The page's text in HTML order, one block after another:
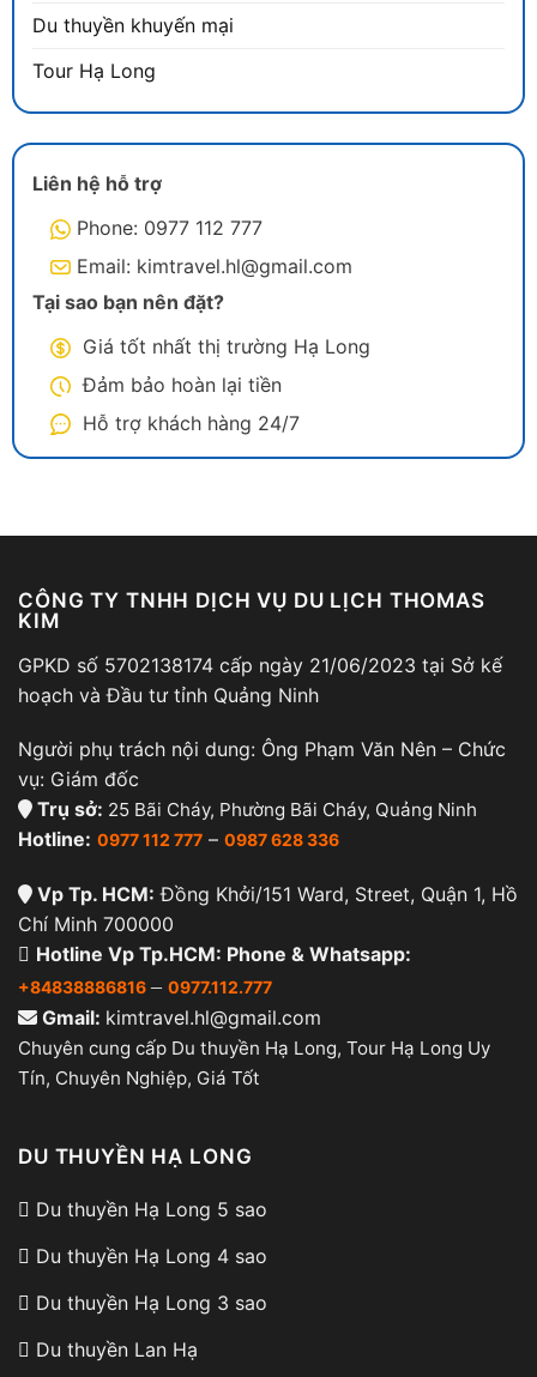
Du thuyền khuyến mại
Tour Hạ Long
Liên hệ hỗ trợ
Phone: 0977 112 777
Email: kimtravel.hl@gmail.com
Tại sao bạn nên đặt?
Giá tốt nhất thị trường Hạ Long
Đảm bảo hoàn lại tiền
Hỗ trợ khách hàng 24/7
CÔNG TY TNHH DỊCH VỤ DU LỊCH THOMAS
KIM
GPKD số 5702138174 cấp ngày 21/06/2023 tại Sở kế
hoạch và Đầu tư tỉnh Quảng Ninh
Người phụ trách nội dung: Ông Phạm Văn Nên – Chức
vụ: Giám đốc
Trụ sở: 25 Bãi Cháy, Phường Bãi Cháy, Quảng Ninh
Hotline: 0977 112 777 – 0987 628 336
Vp Tp. HCM: Đồng Khởi/151 Ward, Street, Quận 1, Hồ
Chí Minh 700000
Hotline Vp Tp.HCM: Phone & Whatsapp:
+84838886816 – 0977.112.777
Gmail: kimtravel.hl@gmail.com
Chuyên cung cấp Du thuyền Hạ Long, Tour Hạ Long Uy
Tín, Chuyên Nghiệp, Giá Tốt
DU THUYỀN HẠ LONG
Du thuyền Hạ Long 5 sao
Du thuyền Hạ Long 4 sao
Du thuyền Hạ Long 3 sao
Du thuyền Lan Hạ